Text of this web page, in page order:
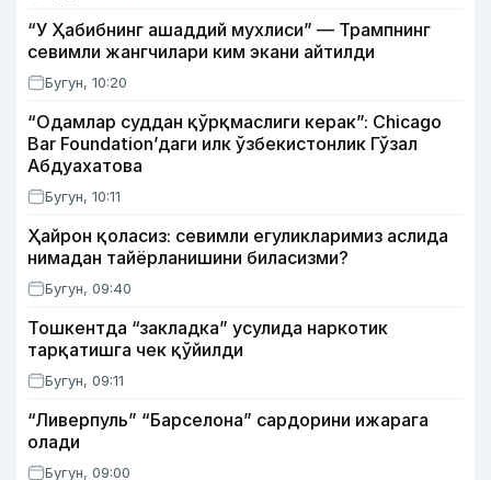
“У Ҳабибнинг ашаддий мухлиси” — Трампнинг
севимли жангчилари ким экани айтилди
Бугун, 10:20
“Одамлар суддан қўрқмаслиги керак”: Chicago
Bar Foundation’даги илк ўзбекистонлик Гўзал
Абдуахатова
Бугун, 10:11
Ҳайрон қоласиз: севимли егуликларимиз аслида
нимадан тайёрланишини биласизми?
Бугун, 09:40
Тошкентда “закладка” усулида наркотик
тарқатишга чек қўйилди
Бугун, 09:11
“Ливерпуль” “Барселона” сардорини ижарага
олади
Бугун, 09:00